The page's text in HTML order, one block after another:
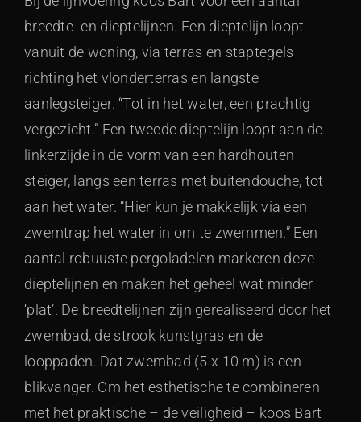
breedte- en dieptelijnen. Een dieptelijn loopt
vanuit de woning, via terras en staptegels
richting het vlonderterras en langste
aanlegsteiger. “Tot in het water, een prachtig
vergezicht.” Een tweede dieptelijn loopt aan de
linkerzijde in de vorm van een hardhouten
steiger, langs een terras met buitendouche, tot
aan het water. “Hier kun je makkelijk via een
zwemtrap het water in om te zwemmen.” Een
aantal robuuste pergoladelen markeren deze
dieptelijnen en maken het geheel wat minder
‘plat’. De breedtelijnen zijn gerealiseerd door het
zwembad, de strook kunstgras en de
looppaden. Dat zwembad (5 x 10 m) is een
blikvanger. Om het esthetische te combineren
met het praktische – de veiligheid – koos Bart